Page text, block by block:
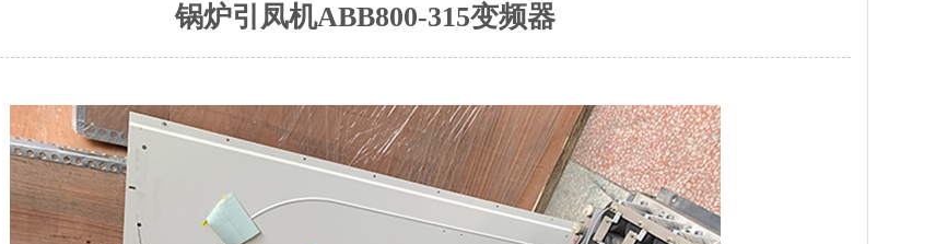
锅炉引凤机ABB800-315变频器